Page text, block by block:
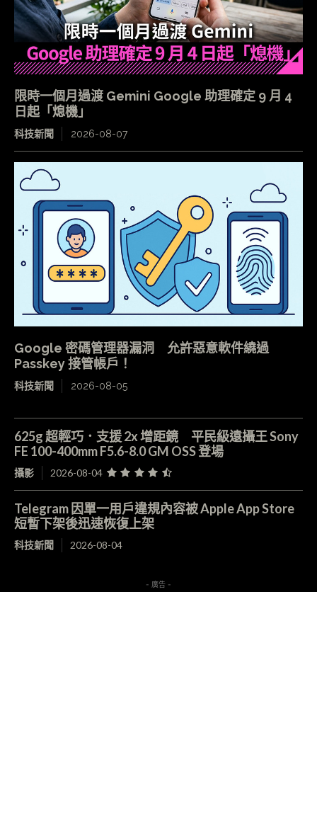
限時一個月過渡 Gemini Google 助理確定 9 月 4
日起「熄機」
科技新聞 2026-08-07
Google 密碼管理器漏洞 允許惡意軟件繞過
Passkey 接管帳戶！
科技新聞 2026-08-05
625g 超輕巧．支援 2x 增距鏡 平民級遠攝王 Sony
FE 100-400mm F5.6-8.0 GM OSS 登場
攝影 2026-08-04
Telegram 因單一用戶違規內容被 Apple App Store
短暫下架後迅速恢復上架
科技新聞 2026-08-04
- 廣告 -